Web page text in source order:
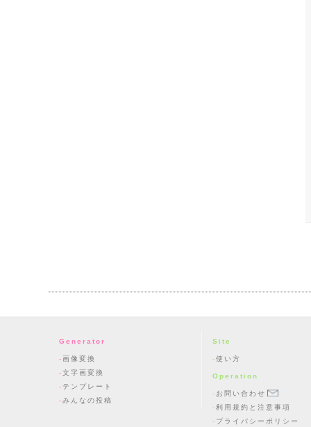
Generator
画像変換
文字画変換
テンプレート
みんなの投稿
Site
使い方
Operation
お問い合わせ
利用規約と注意事項
プライバシーポリシー